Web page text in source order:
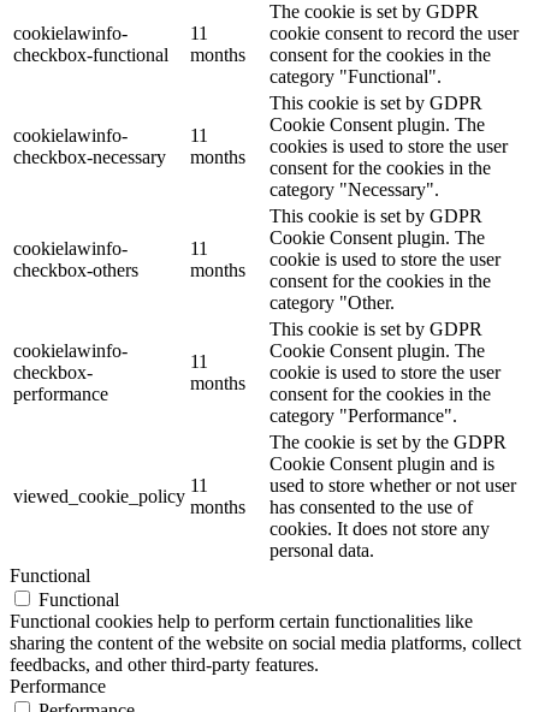
cookielawinfo-
checkbox-functional
11
months
The cookie is set by GDPR
cookie consent to record the user
consent for the cookies in the
category "Functional".
cookielawinfo-
checkbox-necessary
11
months
This cookie is set by GDPR
Cookie Consent plugin. The
cookies is used to store the user
consent for the cookies in the
category "Necessary".
cookielawinfo-
checkbox-others
11
months
This cookie is set by GDPR
Cookie Consent plugin. The
cookie is used to store the user
consent for the cookies in the
category "Other.
cookielawinfo-
checkbox-
performance
11
months
This cookie is set by GDPR
Cookie Consent plugin. The
cookie is used to store the user
consent for the cookies in the
category "Performance".
viewed_cookie_policy
11
months
The cookie is set by the GDPR
Cookie Consent plugin and is
used to store whether or not user
has consented to the use of
cookies. It does not store any
personal data.
Functional
Functional
Functional cookies help to perform certain functionalities like
sharing the content of the website on social media platforms, collect
feedbacks, and other third-party features.
Performance